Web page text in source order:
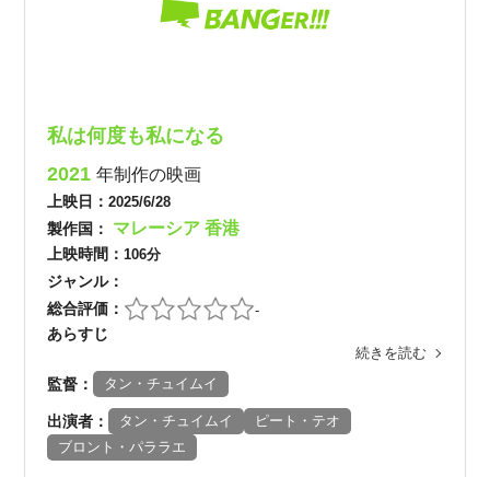
私は何度も私になる
2021年制作の映画
上映日：2025/6/28
製作国： マレーシア 香港
上映時間：106分
ジャンル：
総合評価：
-
あらすじ
続きを読む
監督： タン・チュイムイ
出演者： タン・チュイムイ
ピート・テオ
ブロント・パララエ